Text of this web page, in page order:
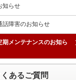
知らせ
話障害のお知らせ
期メンテナンスのお知ら
くあるご質問